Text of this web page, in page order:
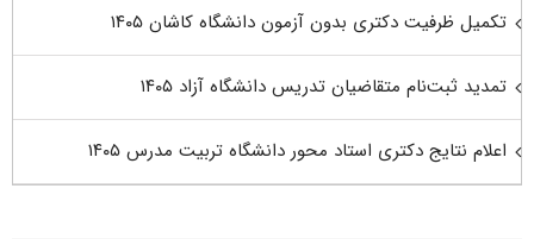
تکمیل ظرفیت دکتری بدون آزمون دانشگاه کاشان ۱۴۰۵
تمدید ثبت‌نام متقاضیان تدریس دانشگاه آزاد ۱۴۰۵
اعلام نتایج دکتری استاد محور دانشگاه تربیت مدرس ۱۴۰۵